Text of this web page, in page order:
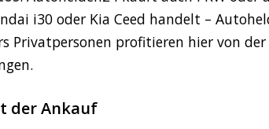
i30 oder Kia Ceed handelt –
Privatpersonen profitieren hier von
der Ankauf